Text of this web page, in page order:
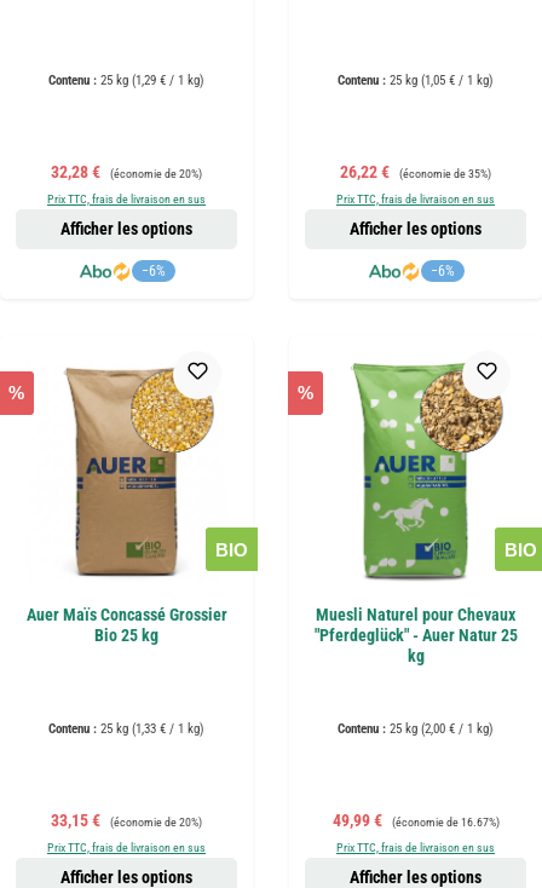
Contenu : 25 kg (1,29 € / 1 kg)
Prix de vente :
32,28 € Prix régulier :
(économie de 20%)
Prix TTC, frais de livraison en sus
−6%
Afficher les options
Contenu : 25 kg (1,05 € / 1 kg)
Prix de vente :
26,22 € Prix régulier :
(économie de 35%)
Prix TTC, frais de livraison en sus
−6%
Afficher les options
%
BIO
Auer Maïs Concassé Grossier
Bio 25 kg
Contenu : 25 kg (1,33 € / 1 kg)
Prix de vente :
33,15 € Prix régulier :
(économie de 20%)
Prix TTC, frais de livraison en sus
Afficher les options
%
BIO
Muesli Naturel pour Chevaux
"Pferdeglück" - Auer Natur 25
kg
Contenu : 25 kg (2,00 € / 1 kg)
Prix de vente :
49,99 € Prix régulier :
(économie de 16.67%)
Prix TTC, frais de livraison en sus
Afficher les options